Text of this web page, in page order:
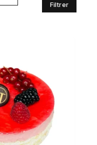
Filtrer